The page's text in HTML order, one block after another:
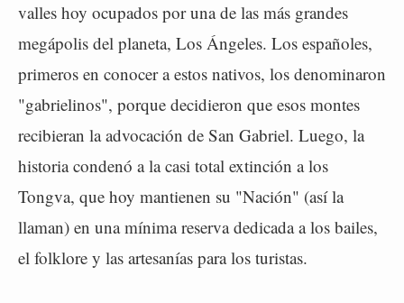
valles hoy ocupados por una de las más grandes
megápolis del planeta, Los Ángeles. Los españoles,
primeros en conocer a estos nativos, los denominaron
"gabrielinos", porque decidieron que esos montes
recibieran la advocación de San Gabriel. Luego, la
historia condenó a la casi total extinción a los
Tongva, que hoy mantienen su "Nación" (así la
llaman) en una mínima reserva dedicada a los bailes,
el folklore y las artesanías para los turistas.